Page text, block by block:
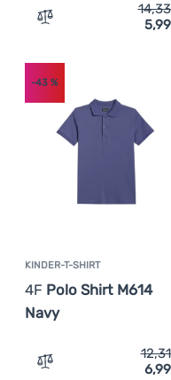
Zum Vergleich
5,99
KINDER-T-SHIRT
4F Polo Shirt M614
Navy
-43 %
Zum Vergleich
6,99